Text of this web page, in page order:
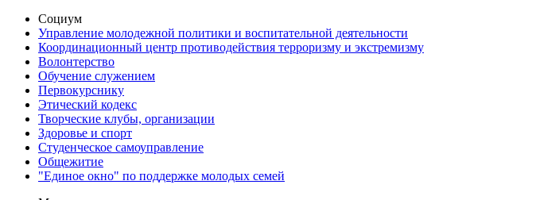
Социум
Управление молодежной политики и воспитательной деятельности
Координационный центр противодействия терроризму и экстремизму
Волонтерство
Обучение служением
Первокурснику
Этический кодекс
Творческие клубы, организации
Здоровье и спорт
Студенческое самоуправление
Общежитие
"Единое окно" по поддержке молодых семей